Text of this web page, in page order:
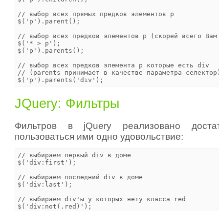
// выбор всех прямых предков элементов p
$('p').parent();
// выбор всех предков элементов p (скорей всего Вам
$('* > p');
$('p').parents();
// выбор всех предков элемента p которые есть div
// (parents принимает в качестве параметра
JQuery: Фильтры
Фильтров в jQuery реализовано
пользоваться ими одно удовольствие:
// выбираем первый div в доме
$('div:first');
// выбираем последний div в доме
$('div:last');
// выбираем div'ы у которых нету класса red
$('div:not(.red)');